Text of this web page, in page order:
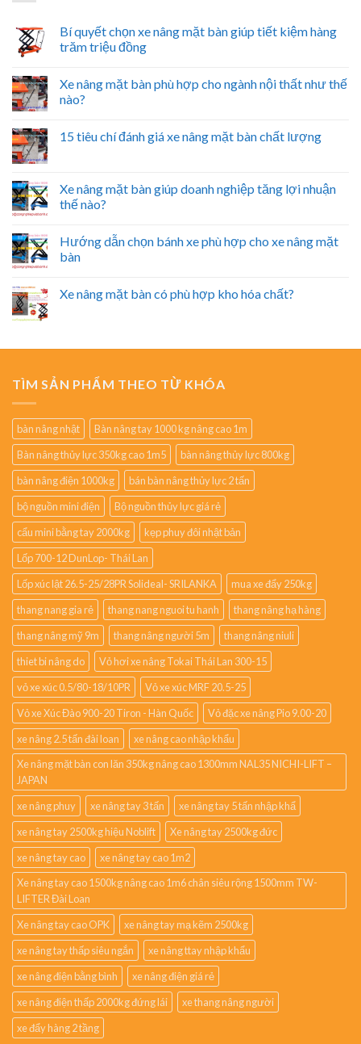
Bí quyết chọn xe nâng mặt bàn giúp tiết kiệm hàng
trăm triệu đồng
Xe nâng mặt bàn phù hợp cho ngành nội thất như thế
nào?
15 tiêu chí đánh giá xe nâng mặt bàn chất lượng
Xe nâng mặt bàn giúp doanh nghiệp tăng lợi nhuận
thế nào?
Hướng dẫn chọn bánh xe phù hợp cho xe nâng mặt
bàn
Xe nâng mặt bàn có phù hợp kho hóa chất?
TÌM SẢN PHẨM THEO TỪ KHÓA
bàn nâng nhật
Bàn nâng tay 1000 kg nâng cao 1m
Bàn nâng thủy lực 350kg cao 1m5
bàn nâng thủy lực 800kg
bàn nâng điện 1000kg
bán bàn nâng thủy lực 2 tấn
bộ nguồn mini điện
Bộ nguồn thủy lực giá rẻ
cẩu mini bằng tay 2000kg
kẹp phuy đôi nhật bản
Lốp 700-12 DunLop- Thái Lan
Lốp xúc lật 26.5-25/28PR Solideal- SRILANKA
mua xe đẩy 250kg
thang nang gia rẻ
thang nang nguoi tu hanh
thang nâng hạ hàng
thang nâng mỹ 9m
thang nâng người 5m
thang nâng niuli
thiet bi nâng do
Vỏ hơi xe nâng Tokai Thái Lan 300-15
vỏ xe xúc 0.5/80-18/10PR
Vỏ xe xúc MRF 20.5-25
Vỏ xe Xúc Đào 900-20 Tiron - Hàn Quốc
Vỏ đặc xe nâng Pio 9.00-20
xe nâng 2.5 tấn đài loan
xe nâng cao nhập khẩu
Xe nâng mặt bàn con lăn 350kg nâng cao 1300mm NAL35 NICHI-LIFT –
JAPAN
xe nâng phuy
xe nâng tay 3 tấn
xe nâng tay 5 tấn nhập khẩ
xe nâng tay 2500kg hiệu Noblift
Xe nâng tay 2500kg đức
xe nâng tay cao
xe nâng tay cao 1m2
Xe nâng tay cao 1500kg nâng cao 1m6 chân siêu rộng 1500mm TW-
LIFTER Đài Loan
Xe nâng tay cao OPK
xe nâng tay mạ kẽm 2500kg
xe nâng tay thấp siêu ngắn
xe nâng ttay nhập khẩu
xe nâng điện bằng bình
xe nâng điện giá rẻ
xe nâng điện thấp 2000kg đứng lái
xe thang nâng người
xe đẩy hàng 2 tầng